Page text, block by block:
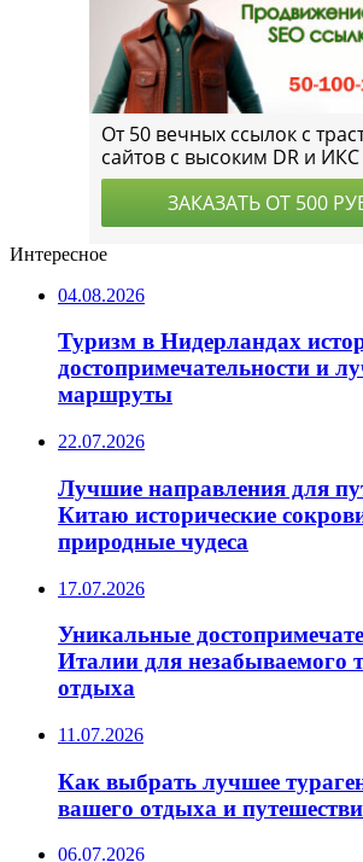
Интересное
04.08.2026
Туризм в Нидерландах
достопримечательности и
маршруты
22.07.2026
Лучшие направления для
Китаю исторические
природные чудеса
17.07.2026
Уникальные
Италии для незабываемого
отдыха
11.07.2026
Как выбрать лучшее
вашего отдыха и
06.07.2026